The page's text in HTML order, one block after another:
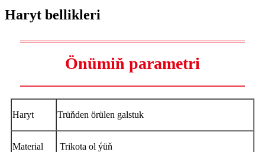
Haryt bellikleri
Önümiň parametri
Haryt Trüňden örülen galstuk
Material Trikota ol ýüň